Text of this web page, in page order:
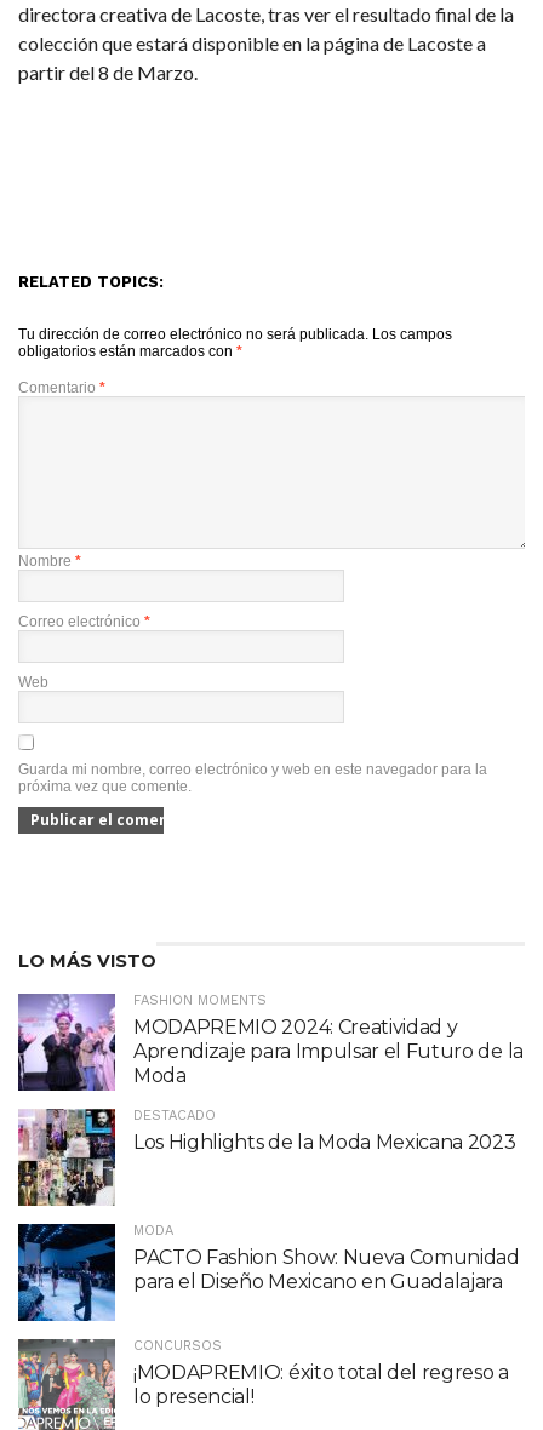
directora creativa de Lacoste, tras ver el resultado final de la
colección que estará disponible en la página de Lacoste a
partir del 8 de Marzo.
RELATED TOPICS:
Tu dirección de correo electrónico no será publicada. Los campos
obligatorios están marcados con *
Comentario *
Nombre *
Correo electrónico *
Web
Guarda mi nombre, correo electrónico y web en este navegador para la
próxima vez que comente.
LO MÁS VISTO
FASHION MOMENTS
MODAPREMIO 2024: Creatividad y
Aprendizaje para Impulsar el Futuro de la
Moda
DESTACADO
Los Highlights de la Moda Mexicana 2023
MODA
PACTO Fashion Show: Nueva Comunidad
para el Diseño Mexicano en Guadalajara
CONCURSOS
¡MODAPREMIO: éxito total del regreso a
lo presencial!